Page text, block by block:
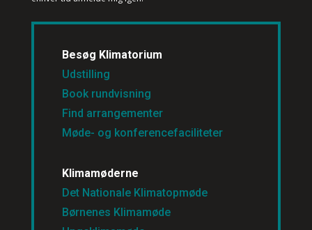
Besøg Klimatorium
Udstilling
Book rundvisning
Find arrangementer
Møde- og konferencefaciliteter
Klimamøderne
Det Nationale Klimatopmøde
Børnenes Klimamøde